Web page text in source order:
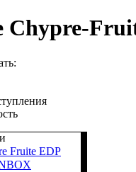
Chypre-
Fruite EDP